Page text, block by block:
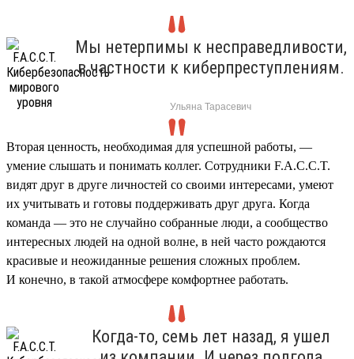
Мы нетерпимы к несправедливости,
в частности к киберпреступлениям.
Ульяна Тарасевич
Вторая ценность, необходимая для успешной работы, —
умение слышать и понимать коллег. Сотрудники F.A.C.C.T.
видят друг в друге личностей со своими интересами, умеют
их учитывать и готовы поддерживать друг друга. Когда
команда — это не случайно собранные люди, а сообщество
интересных людей на одной волне, в ней часто рождаются
красивые и неожиданные решения сложных проблем.
И конечно, в такой атмосфере комфортнее работать.
Когда-то, семь лет назад, я ушел